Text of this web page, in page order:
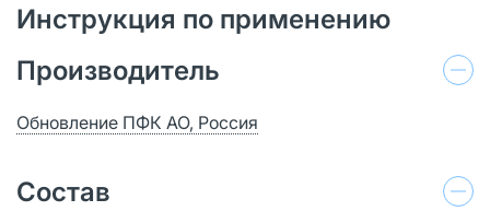
Инструкция по применению
Производитель
Обновление ПФК АО, Россия
Состав